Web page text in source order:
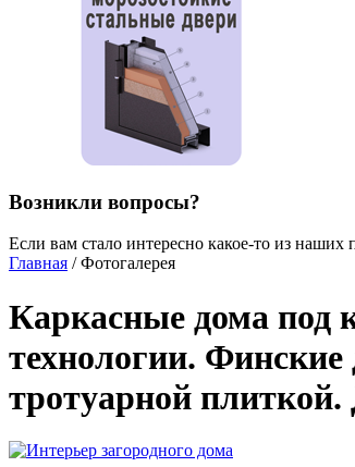
Возникли вопросы?
Если вам стало интересно какое-то из наших
Главная / Фотогалерея
Каркасные дома под
технологии.
тротуарной